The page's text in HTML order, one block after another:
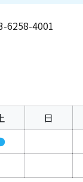
6258-4001
日